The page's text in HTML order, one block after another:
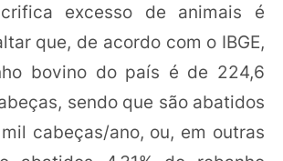
excesso de animais é
que, de acordo com o IBGE,
bovino do país é de 224,6
sendo que são abatidos
cabeças/ano, ou, em outras